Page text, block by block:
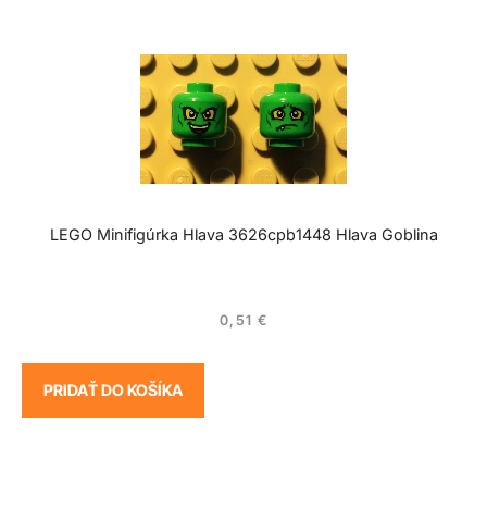
LEGO Minifigúrka Hlava 3626cpb1448 Hlava Goblina
0,51 €
PRIDAŤ DO KOŠÍKA